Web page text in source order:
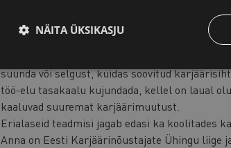
rahulolu pakkuvat tööelu. Viib läbi koolitusi
eneseteadlikkuse teemadel, kuidas läbi viia
suunda või selgust, kuidas soovitud
töö-elu tasakaalu kujundada, kellel on laual
kaaluvad suuremat karjäärimuutust.
Erialaseid teadmisi jagab edasi ka koolitades
Anna on Eesti Karjäärinõustajate Ühingu liige
NÄITA ÜKSIKASJU